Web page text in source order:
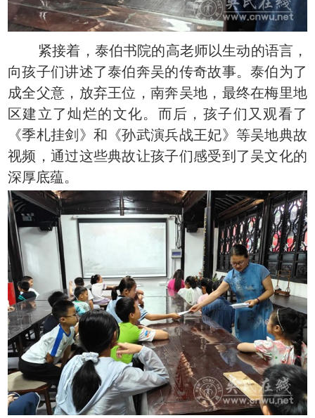
紧接着，泰伯书院的高老师以生动的语言，
向孩子们讲述了泰伯奔吴的传奇故事。泰伯为了
成全父意，放弃王位，南奔吴地，最终在梅里地
区建立了灿烂的文化。而后，孩子们又观看了
《季札挂剑》和《孙武演兵战王妃》等吴地典故
视频，通过这些典故让孩子们感受到了吴文化的
深厚底蕴。